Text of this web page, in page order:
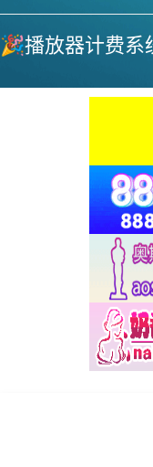
🎉播放器计费系